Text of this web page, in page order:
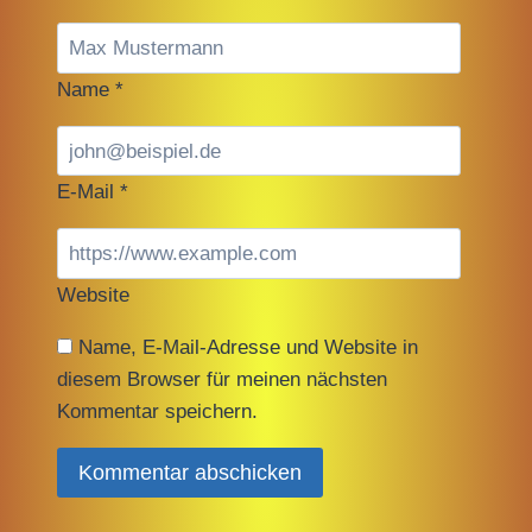
Name *
E-Mail *
Website
Name, E-Mail-Adresse und Website in
diesem Browser für meinen nächsten
Kommentar speichern.